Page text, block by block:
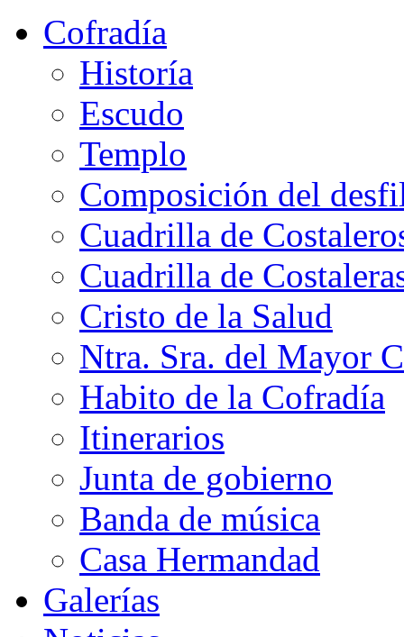
Cofradía
Historía
Escudo
Templo
Composición del
Cuadrilla de
Cuadrilla de
Cristo de la Salud
Ntra. Sra. del Mayor
Habito de la Cofradía
Itinerarios
Junta de gobierno
Banda de música
Casa Hermandad
Galerías